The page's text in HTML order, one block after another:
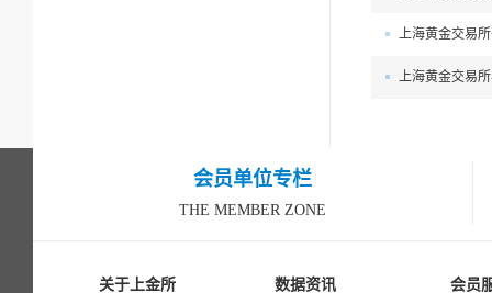
上海黄金交易
上海黄金交易
会员单位专栏
THE MEMBER ZONE
关于上金所 数据资讯 会员